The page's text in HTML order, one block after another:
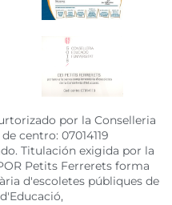
por la Conselleria
centro: 07014119
Titulación exigida por la
Petits Ferrerets forma
d'escoletes públiques de